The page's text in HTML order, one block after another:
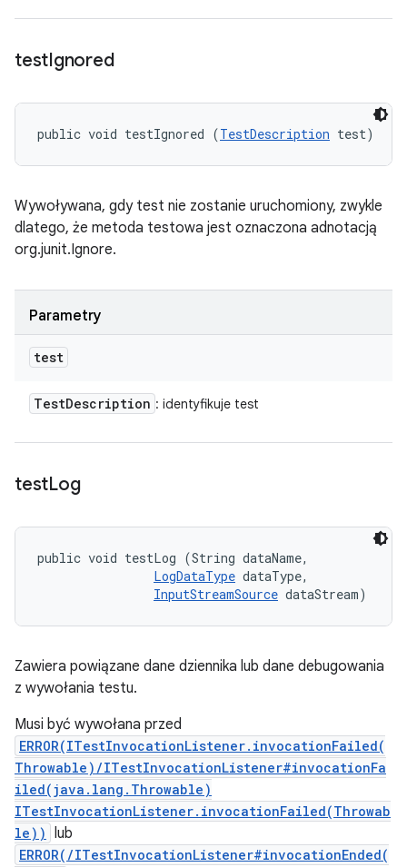
testIgnored
public void testIgnored (TestDescription test)
Wywoływana, gdy test nie zostanie uruchomiony, zwykle
dlatego, że metoda testowa jest oznaczona adnotacją
org.junit.Ignore.
Parametry
test
TestDescription : identyfikuje test
testLog
public void testLog (String dataName,
LogDataType dataType,
InputStreamSource dataStream)
Zawiera powiązane dane dziennika lub dane debugowania
z wywołania testu.
Musi być wywołana przed
ERROR(ITestInvocationListener.invocationFailed(
Throwable)/ITestInvocationListener#invocationFa
iled(java.lang.Throwable)
ITestInvocationListener.invocationFailed(Throwab
le)) lub
ERROR(/ITestInvocationListener#invocationEnded(